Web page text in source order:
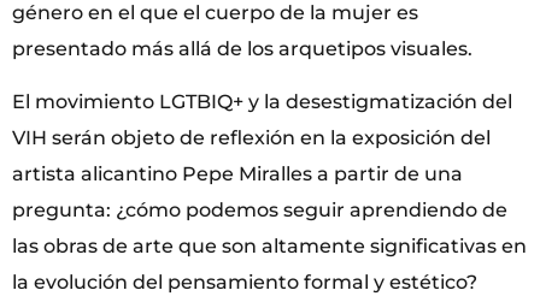
género en el que el cuerpo de la mujer es
presentado más allá de los arquetipos visuales.
El movimiento LGTBIQ+ y la desestigmatización del
VIH serán objeto de reflexión en la exposición del
artista alicantino Pepe Miralles a partir de una
pregunta: ¿cómo podemos seguir aprendiendo de
las obras de arte que son altamente significativas en
la evolución del pensamiento formal y estético?